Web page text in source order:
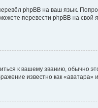
phpBB на ваш язык.
перевести phpBB на
к вашему званию, обычно
известно как «аватара»